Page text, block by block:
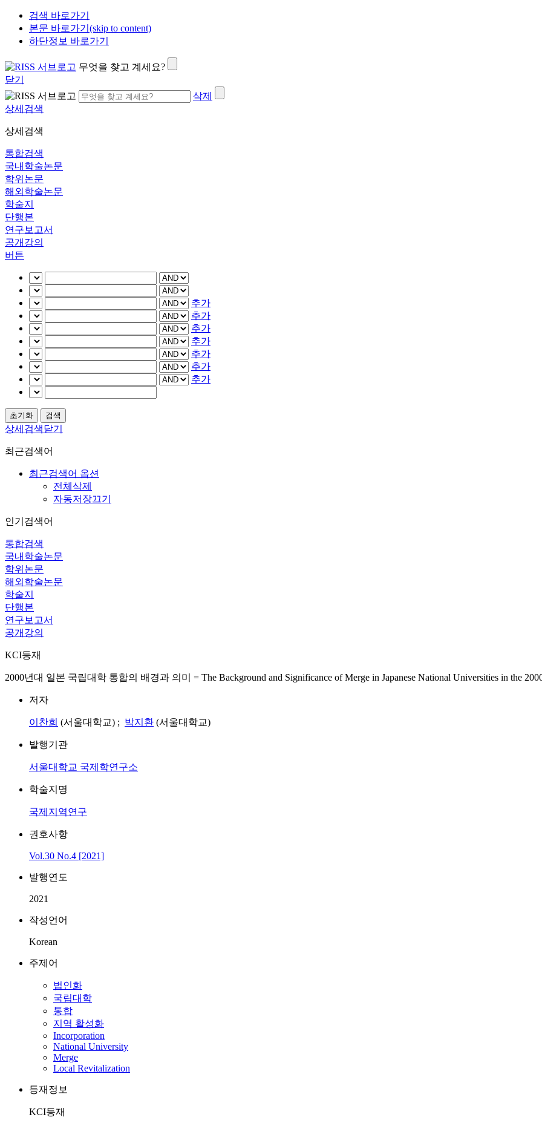
검색 바로가기
본문 바로가기(skip to content)
하단정보 바로가기
무엇을 찾고 계세요?
닫기
삭제
상세검색
상세검색
통합검색
국내학술논문
학위논문
해외학술논문
학술지
단행본
연구보고서
공개강의
버튼
추가
추가
추가
추가
추가
추가
추가
상세검색닫기
최근검색어
최근검색어 옵션
전체삭제
자동저장끄기
인기검색어
통합검색
국내학술논문
학위논문
해외학술논문
학술지
단행본
연구보고서
공개강의
KCI등재
2000년대 일본 국립대학 통합의 배경과 의미 = The Background and Significance of Merge in Japanese National Universities in the
저자
이찬희 (서울대학교) ; 박지환 (서울대학교)
발행기관
서울대학교 국제학연구소
학술지명
국제지역연구
권호사항
Vol.30 No.4 [2021]
발행연도
2021
작성언어
Korean
주제어
법인화
국립대학
통합
지역 활성화
Incorporation
National University
Merge
Local Revitalization
등재정보
KCI등재